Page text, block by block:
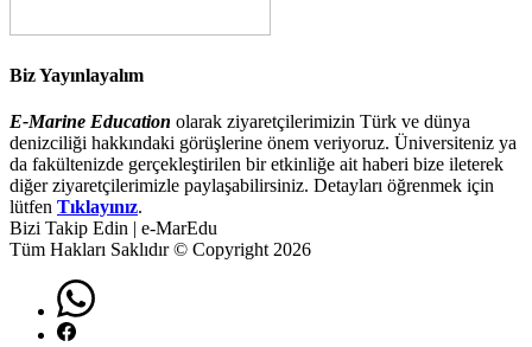
Biz Yayınlayalım
E-Marine Education olarak ziyaretçilerimizin Türk ve dünya
denizciliği hakkındaki görüşlerine önem veriyoruz. Üniversiteniz ya
da fakültenizde gerçekleştirilen bir etkinliğe ait haberi bize ileterek
diğer ziyaretçilerimizle paylaşabilirsiniz. Detayları öğrenmek için
lütfen Tıklayınız.
Bizi Takip Edin | e-MarEdu
Tüm Hakları Saklıdır © Copyright 2026